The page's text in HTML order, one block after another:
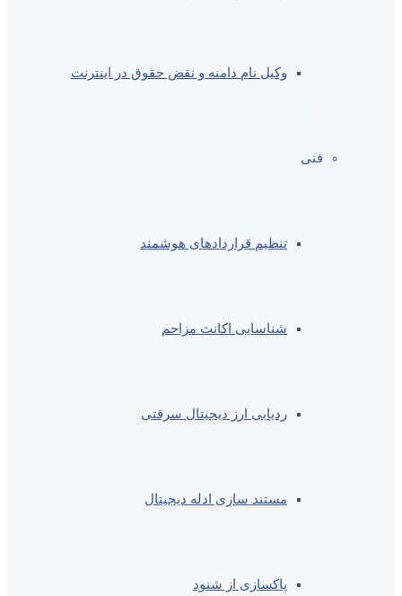
وکیل نام دامنه و نقض حقوق در اینترنت
فنی
تنظیم قراردادهای هوشمند
شناسایی اکانت مزاحم
ردیابی ارز دیجیتال سرقتی
مستند سازی ادله دیجیتال
پاکسازی از شنود